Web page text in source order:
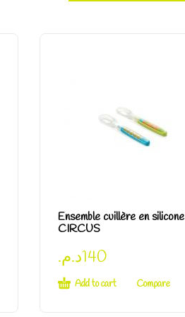
Ensemble cuillère en silicone
CIRCUS
140د.م.
Add to cart Compare